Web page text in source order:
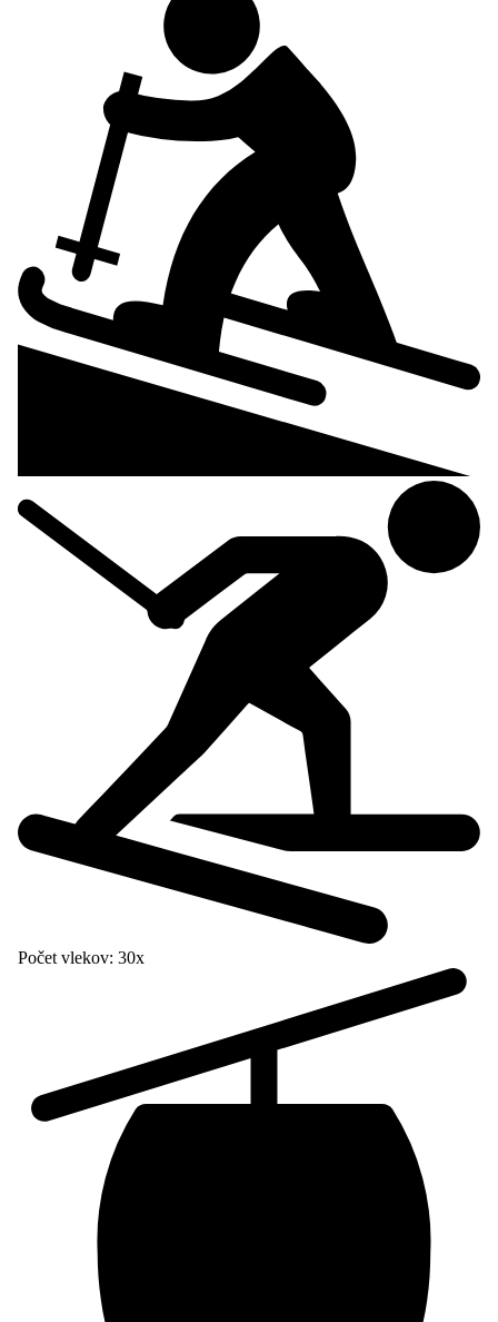
Počet vlekov: 30x